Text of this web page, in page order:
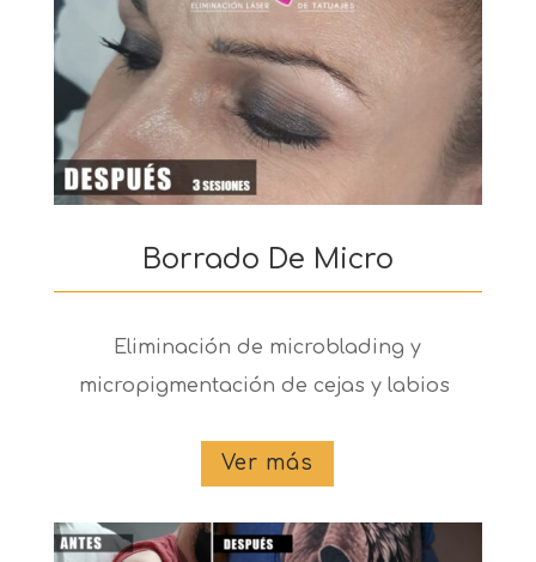
Borrado De Micro
Eliminación de microblading y
micropigmentación de cejas y labios
Ver más